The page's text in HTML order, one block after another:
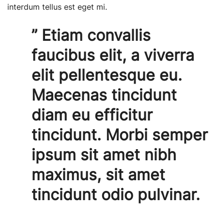
interdum tellus est eget mi.
” Etiam convallis
faucibus elit, a viverra
elit pellentesque eu.
Maecenas tincidunt
diam eu efficitur
tincidunt. Morbi semper
ipsum sit amet nibh
maximus, sit amet
tincidunt odio pulvinar.